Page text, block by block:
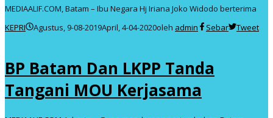
MEDIAALIF.COM, Batam – Ibu Negara Hj Iriana Joko Widodo berterima
KEPRI
Agustus, 9-08-2019April, 4-04-2020oleh admin Sebar Tweet
BP Batam Dan LKPP Tanda
Tangani MOU Kerjasama